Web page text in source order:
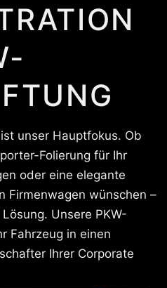
unser Hauptfokus. Ob
Folierung für Ihr
oder eine elegante
Firmenwagen wünschen –
Unsere PKW-
Fahrzeug in einen
Ihrer Corporate